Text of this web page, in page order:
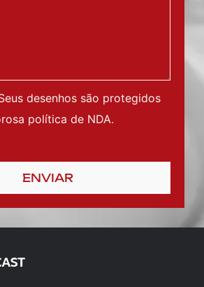
desenhos são protegidos
política de NDA.
ENVIAR